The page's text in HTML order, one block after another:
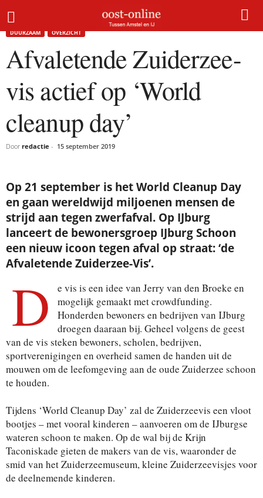
Home Afvaletende Zuiderzee-vis actief op ‘World cleanup day’
DUURZAAM OVERZICHT
Afvaletende Zuiderzee-
vis actief op ‘World
cleanup day’
Door redactie - 15 september 2019
Op 21 september is het World Cleanup Day
en gaan wereldwijd miljoenen mensen de
strijd aan tegen zwerfafval. Op IJburg
lanceert de bewonersgroep IJburg Schoon
een nieuw icoon tegen afval op straat: ‘de
Afvaletende Zuiderzee-Vis’.
D
e vis is een idee van Jerry van den Broeke en
mogelijk gemaakt met crowdfunding.
Honderden bewoners en bedrijven van IJburg
droegen daaraan bij. Geheel volgens de geest
van de vis steken bewoners, scholen, bedrijven,
sportverenigingen en overheid samen de handen uit de
mouwen om de leefomgeving aan de oude Zuiderzee schoon
te houden.
Tijdens ‘World Cleanup Day’ zal de Zuiderzeevis een vloot
bootjes – met vooral kinderen – aanvoeren om de IJburgse
wateren schoon te maken. Op de wal bij de Krijn
Taconiskade gieten de makers van de vis, waaronder de
smid van het Zuiderzeemuseum, kleine Zuiderzeevisjes voor
de deelnemende kinderen.